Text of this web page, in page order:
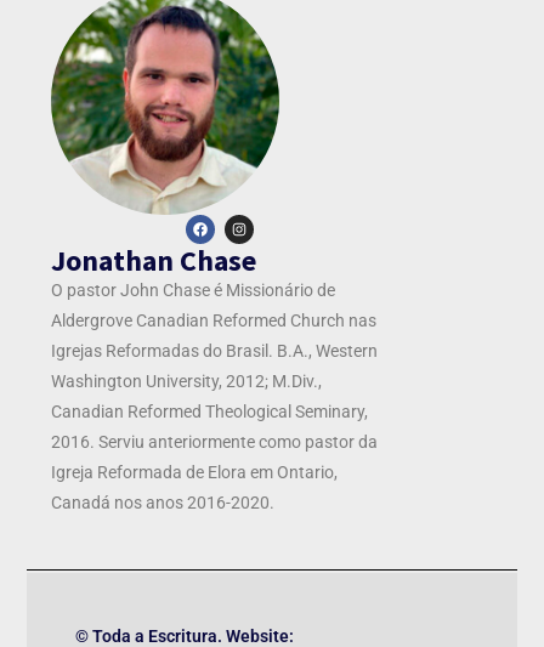
Jonathan Chase
O pastor John Chase é Missionário de
Aldergrove Canadian Reformed Church nas
Igrejas Reformadas do Brasil. B.A., Western
Washington University, 2012; M.Div.,
Canadian Reformed Theological Seminary,
2016. Serviu anteriormente como pastor da
Igreja Reformada de Elora em Ontario,
Canadá nos anos 2016-2020.
© Toda a Escritura. Website: